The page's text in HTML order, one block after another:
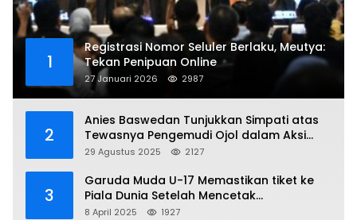
1
Registrasi Nomor Seluler Berlaku, Meutya:
Tekan Penipuan Online
27 Januari 2026 2987
2
Anies Baswedan Tunjukkan Simpati atas
Tewasnya Pengemudi Ojol dalam Aksi
Demo
29 Agustus 2025 2127
3
Garuda Muda U-17 Memastikan tiket ke
Piala Dunia Setelah Mencetak
Kemenangan Gemilang atas Yaman 4-1 di
8 April 2025 1927